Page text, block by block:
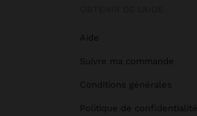
Aide
Suivre ma commande
Conditions générales
Politique de confidentialité